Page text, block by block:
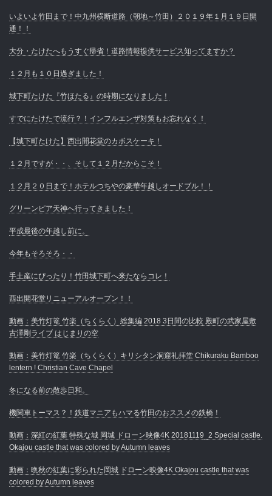
いよいよ竹田まで！中九州横断道路（朝地～竹田）２０１９年１月１９日開
通！！
大分・たけたへもうすぐ帰省！道路情報提供サービス知ってますか？
１２月も１０日過ぎました！
城下町たけた『竹ほたる』の時期になりました！
すでにたけたで流行？！インフルエンザ対策もお忘れなく！
【城下町たけた】西出開花堂のカボスケーキ！
１２月ですが・・、そして１２月だからこそ！
１２月２０日まで！ホテルつちやの豪華年越しオードブル！！
グリーンピア天神へ行ってきました！
平成最後の年越し前に。
今年もそろそろ・・
手土産にぴったり！竹田城下町へ来たならコレ！
西出開花堂リニューアルオープン！！
動画：美竹灯篭 竹楽（ちくらく）総集編 2018 3日間の比較 殿町の武家屋敷
古澤剛ライブ はじまりの空
動画：美竹灯篭 竹楽（ちくらく）キリシタン洞窟礼拝堂 Chikuraku Bamboo
lentern ! Christian Cave Chapel
冬になる前の散歩日和。
機関車トーマス？！鉄道マニアもハマる竹田のおススメの鉄橋！
動画：深紅の紅葉 特殊な城 岡城 ドローン映像4K 20181119_2 Special castle.
Okajou castle that was colored by Autumn leaves
動画：晩秋の紅葉に彩られた岡城 ドローン映像4K Okajou castle that was
colored by Autumn leaves